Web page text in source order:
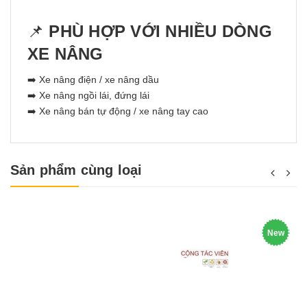
📌 PHÙ HỢP VỚI NHIỀU DÒNG
XE NÂNG
➡️ Xe nâng điện / xe nâng dầu
➡️ Xe nâng ngồi lái, đứng lái
➡️ Xe nâng bán tự động / xe nâng tay cao
Sản phẩm cùng loại
New